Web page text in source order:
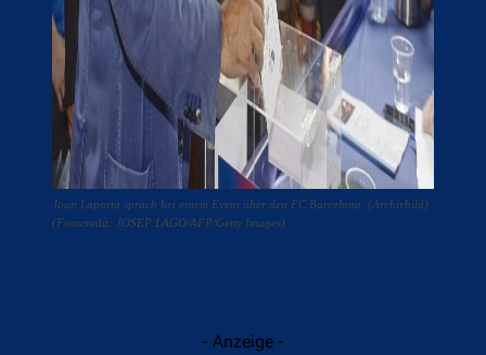
Joan Laporta sprach bei einem Event über den FC Barcelona. (Archivbild)
(Fotocredit: JOSEP LAGO/AFP/Getty Images)
- Anzeige -